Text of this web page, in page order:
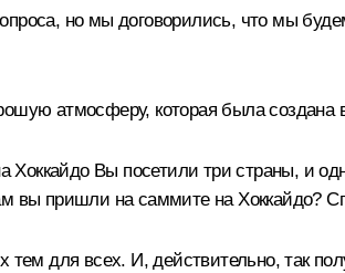
но мы договорились, что мы
атмосферу, которая была
Хоккайдо Вы посетили три страны, и
вы пришли на саммите на Хоккайдо?
для всех. И, действительно, так